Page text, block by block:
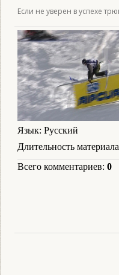
Если не уверен в успехе
Язык: Русский
Длительность материала
Всего комментариев: 0